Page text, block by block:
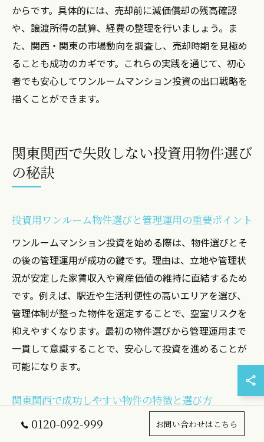
からです。具体的には、売却前に減価償却の残高確認
や、譲渡所得の試算、経費の整理を行いましょう。ま
た、関西・関東の市場動向を調査し、売却時期を見極め
ることも成功のカギです。これらの実践を通じて、初心
者でも安心してワンルームマンション投資の出口戦略を
描くことができます。
関東関西で失敗しない投資用物件選び
の秘訣
投資用ワンルーム物件選びと管理運用の重要ポイント
ワンルームマンション投資を始める際は、物件選びとそ
の後の管理運用が成功の鍵です。理由は、立地や管理状
況が安定した家賃収入や資産価値の維持に直結するため
です。例えば、駅近や生活利便性の高いエリアを選び、
管理体制が整った物件を選定することで、空室リスクを
抑えやすくなります。最初の物件選びから管理運用まで
一貫して意識することで、安心して投資を進めることが
可能になります。
関東関西で成功しやすい物件の特徴と選び方
関東や関西の都市部で成功しやすいワンルームマンショ
0120-092-999 お問い合わせはこちら